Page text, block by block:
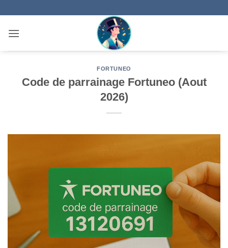
contenu
FORTUNEO
Code de parrainage Fortuneo​ (Aout
2026)